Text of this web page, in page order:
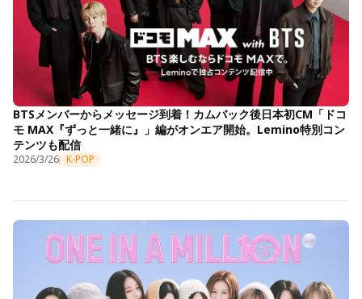
BTSメンバーからメッセージ到着！カムバック後日本初CM「ドコ
モ MAX『ずっと一緒に』」編がオンエア開始。Lemino特別コン
テンツも配信
2026/3/26 K-POP